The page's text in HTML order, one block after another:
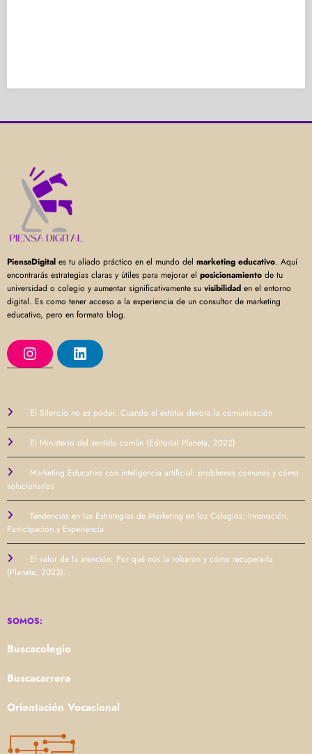
PiensaDigital es tu aliado práctico en el mundo del marketing educativo. Aquí
encontrarás estrategias claras y útiles para mejorar el posicionamiento de tu
universidad o colegio y aumentar significativamente su visibilidad en el entorno
digital. Es como tener acceso a la experiencia de un consultor de marketing
educativo, pero en formato blog.
I
n
r
m
L
i
I
El Silencio no es poder: Cuando el estatus devora la comunicación
El Ministerio del sentido común (Editorial Planeta, 2022)
Marketing Educativo con inteligencia artificial: problemas comunes y cómo
solucionarlos
Tendencias en las Estrategias de Marketing en los Colegios: Innovación,
Participación y Experiencia
El valor de la atención: Por qué nos la robaron y cómo recuperarla
(Planeta, 2023).
SOMOS:
Buscacolegio
Buscacarrera
Orientación Vocacional